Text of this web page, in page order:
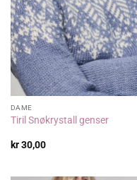
DAME
Tiril Snøkrystall genser
kr30,00